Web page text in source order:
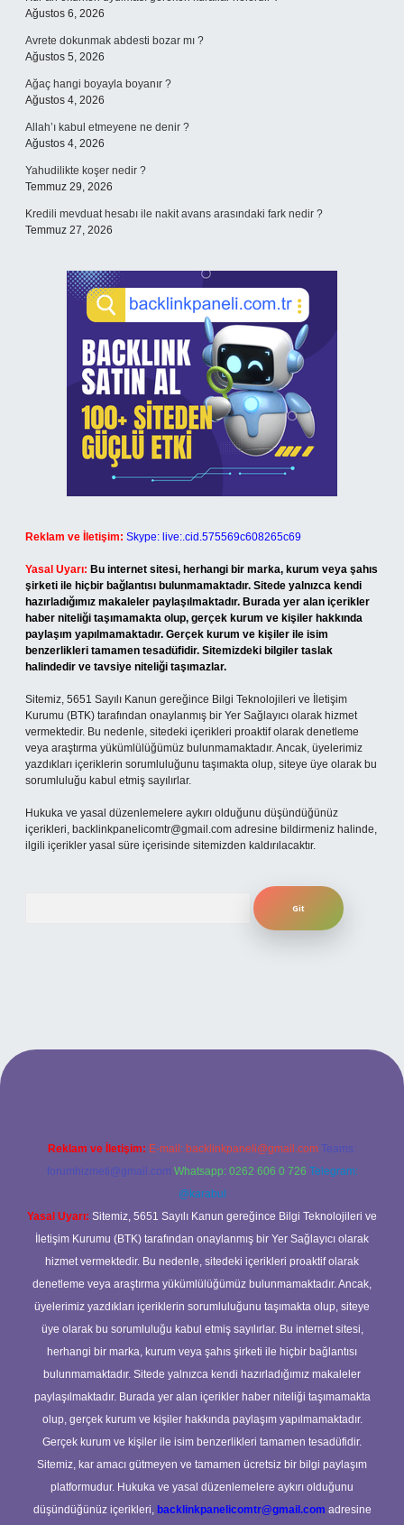
Ağustos 6, 2026
Avrete dokunmak abdesti bozar mı ?
Ağustos 5, 2026
Ağaç hangi boyayla boyanır ?
Ağustos 4, 2026
Allah’ı kabul etmeyene ne denir ?
Ağustos 4, 2026
Yahudilikte koşer nedir ?
Temmuz 29, 2026
Kredili mevduat hesabı ile nakit avans arasındaki fark nedir ?
Temmuz 27, 2026
Reklam ve İletişim: Skype: live:.cid.575569c608265c69
Yasal Uyarı: Bu internet sitesi, herhangi bir marka, kurum veya şahıs
şirketi ile hiçbir bağlantısı bulunmamaktadır. Sitede yalnızca kendi
hazırladığımız makaleler paylaşılmaktadır. Burada yer alan içerikler
haber niteliği taşımamakta olup, gerçek kurum ve kişiler hakkında
paylaşım yapılmamaktadır. Gerçek kurum ve kişiler ile isim
benzerlikleri tamamen tesadüfidir. Sitemizdeki bilgiler taslak
halindedir ve tavsiye niteliği taşımazlar.
Sitemiz, 5651 Sayılı Kanun gereğince Bilgi Teknolojileri ve İletişim
Kurumu (BTK) tarafından onaylanmış bir Yer Sağlayıcı olarak hizmet
vermektedir. Bu nedenle, sitedeki içerikleri proaktif olarak denetleme
veya araştırma yükümlülüğümüz bulunmamaktadır. Ancak, üyelerimiz
yazdıkları içeriklerin sorumluluğunu taşımakta olup, siteye üye olarak bu
sorumluluğu kabul etmiş sayılırlar.
Hukuka ve yasal düzenlemelere aykırı olduğunu düşündüğünüz
içerikleri, backlinkpanelicomtr@gmail.com adresine bildirmeniz halinde,
ilgili içerikler yasal süre içerisinde sitemizden kaldırılacaktır.
Reklam ve İletişim: E-mail: backlinkpaneli@gmail.com Teams:
forumhizmeti@gmail.com Whatsapp: 0262 606 0 726 Telegram:
@karabul
Yasal Uyarı: Sitemiz, 5651 Sayılı Kanun gereğince Bilgi Teknolojileri ve
İletişim Kurumu (BTK) tarafından onaylanmış bir Yer Sağlayıcı olarak
hizmet vermektedir. Bu nedenle, sitedeki içerikleri proaktif olarak
denetleme veya araştırma yükümlülüğümüz bulunmamaktadır. Ancak,
üyelerimiz yazdıkları içeriklerin sorumluluğunu taşımakta olup, siteye
üye olarak bu sorumluluğu kabul etmiş sayılırlar. Bu internet sitesi,
herhangi bir marka, kurum veya şahıs şirketi ile hiçbir bağlantısı
bulunmamaktadır. Sitede yalnızca kendi hazırladığımız makaleler
paylaşılmaktadır. Burada yer alan içerikler haber niteliği taşımamakta
olup, gerçek kurum ve kişiler hakkında paylaşım yapılmamaktadır.
Gerçek kurum ve kişiler ile isim benzerlikleri tamamen tesadüfidir.
Sitemiz, kar amacı gütmeyen ve tamamen ücretsiz bir bilgi paylaşım
platformudur. Hukuka ve yasal düzenlemelere aykırı olduğunu
düşündüğünüz içerikleri, backlinkpanelicomtr@gmail.com adresine